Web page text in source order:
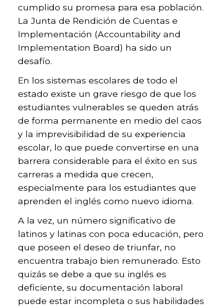
cumplido su promesa para esa población.
La Junta de Rendición de Cuentas e
Implementación (Accountability and
Implementation Board) ha sido un
desafío.
En los sistemas escolares de todo el
estado existe un grave riesgo de que los
estudiantes vulnerables se queden atrás
de forma permanente en medio del caos
y la imprevisibilidad de su experiencia
escolar, lo que puede convertirse en una
barrera considerable para el éxito en sus
carreras a medida que crecen,
especialmente para los estudiantes que
aprenden el inglés como nuevo idioma.
A la vez, un número significativo de
latinos y latinas con poca educación, pero
que poseen el deseo de triunfar, no
encuentra trabajo bien remunerado. Esto
quizás se debe a que su inglés es
deficiente, su documentación laboral
puede estar incompleta o sus habilidades